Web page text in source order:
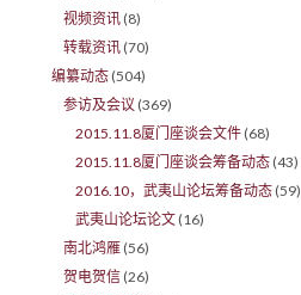
视频资讯 (8)
转载资讯 (70)
编纂动态 (504)
参访及会议 (369)
2015.11.8厦门座谈会文件 (68)
2015.11.8厦门座谈会筹备动态 (43)
2016.10，武夷山论坛筹备动态 (59)
武夷山论坛论文 (16)
南北鸿雁 (56)
贺电贺信 (26)